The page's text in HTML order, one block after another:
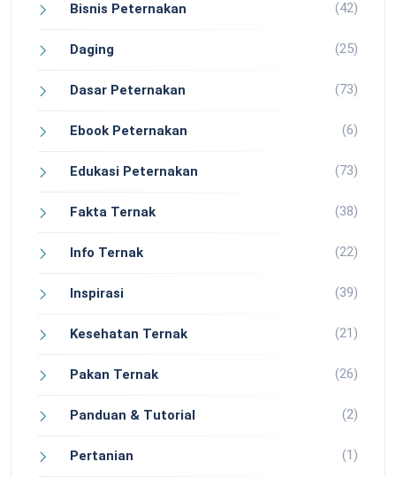
Bisnis Peternakan (42)
Daging (25)
Dasar Peternakan (73)
Ebook Peternakan (6)
Edukasi Peternakan (73)
Fakta Ternak (38)
Info Ternak (22)
Inspirasi (39)
Kesehatan Ternak (21)
Pakan Ternak (26)
Panduan & Tutorial (2)
Pertanian (1)